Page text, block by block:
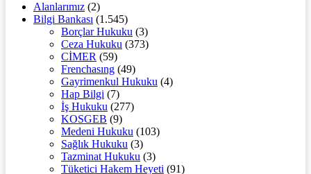
Alanlarımız (2)
Bilgi Bankası (1.545)
Borçlar Hukuku (3)
Ceza Hukuku (373)
CİMER (59)
Frenchasıng (49)
Gayrimenkul Hukuku (4)
Hap Bilgi (7)
İş Hukuku (277)
KOSGEB (9)
Medeni Hukuku (103)
Sağlık Hukuku (3)
Tazminat Hukuku (3)
Tüketici Hakem Heyeti (91)